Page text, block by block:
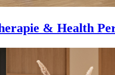
& Health